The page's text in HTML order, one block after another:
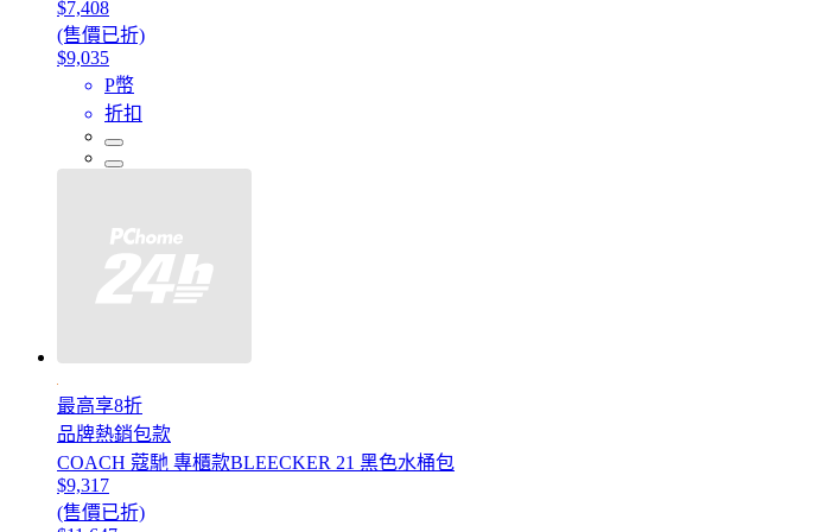
$7,408
(售價已折)
$9,035
P幣
折扣
最高享8折
品牌熱銷包款
COACH 蔻馳 專櫃款BLEECKER 21 黑色水桶包
$9,317
(售價已折)